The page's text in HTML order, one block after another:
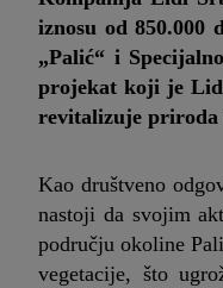
iznosu od 850.000
„Palić“ i
projekat koji je Lidl
revitalizuje priroda
Kao društveno
nastoji da svojim
području okoline
vegetacije, što